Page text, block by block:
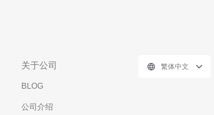
关于公司
BLOG
公司介绍
繁体中文